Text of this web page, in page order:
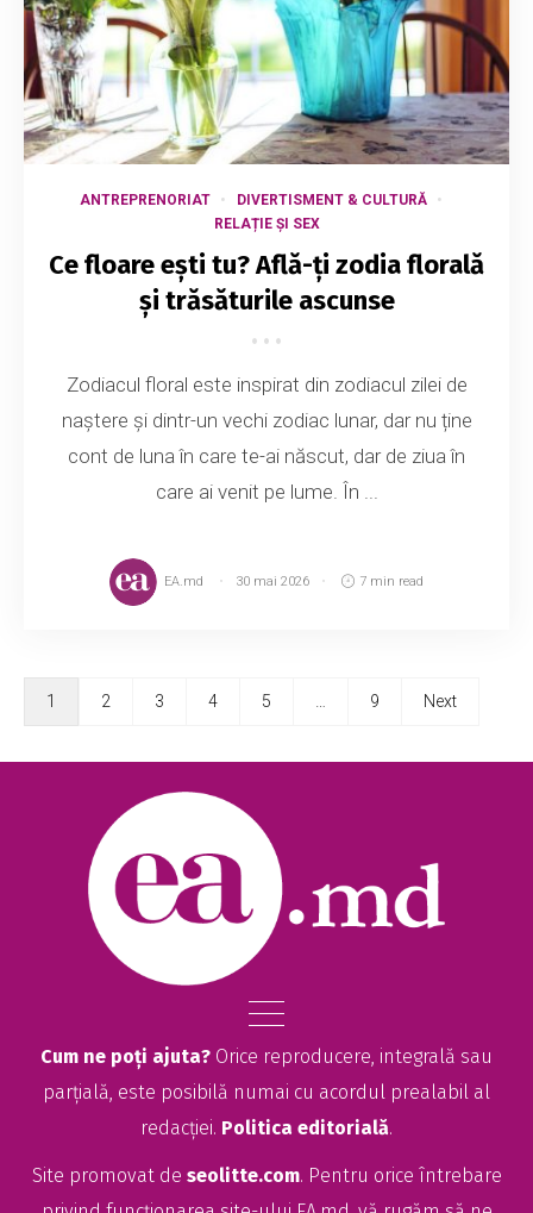
ANTREPRENORIAT
DIVERTISMENT & CULTURĂ
RELAȚIE ȘI SEX
Ce floare ești tu? Află-ți zodia florală
și trăsăturile ascunse
Zodiacul floral este inspirat din zodiacul zilei de
naștere și dintr-un vechi zodiac lunar, dar nu ține
cont de luna în care te-ai născut, dar de ziua în
care ai venit pe lume. În ...
EA.md 30 mai 2026 7 min read
1 2 3 4 5 9 Next
Cum ne poți ajuta? Orice reproducere, integrală sau
parțială, este posibilă numai cu acordul prealabil al
redacției. Politica editorială.
Site promovat de seolitte.com. Pentru orice întrebare